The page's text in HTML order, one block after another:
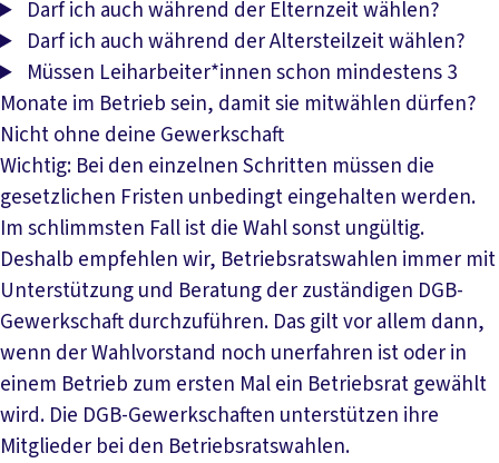
Darf ich auch während der Elternzeit wählen?
Darf ich auch während der Altersteilzeit wählen?
Müssen Leiharbeiter*innen schon mindestens 3
Monate im Betrieb sein, damit sie mitwählen dürfen?
Nicht ohne deine Gewerkschaft
Wichtig: Bei den einzelnen Schritten müssen die
gesetzlichen Fristen unbedingt eingehalten werden.
Im schlimmsten Fall ist die Wahl sonst ungültig.
Deshalb empfehlen wir, Betriebsratswahlen immer mit
Unterstützung und Beratung der zuständigen DGB-
Gewerkschaft durchzuführen. Das gilt vor allem dann,
wenn der Wahlvorstand noch unerfahren ist oder in
einem Betrieb zum ersten Mal ein Betriebsrat gewählt
wird. Die DGB-Gewerkschaften unterstützen ihre
Mitglieder bei den Betriebsratswahlen.